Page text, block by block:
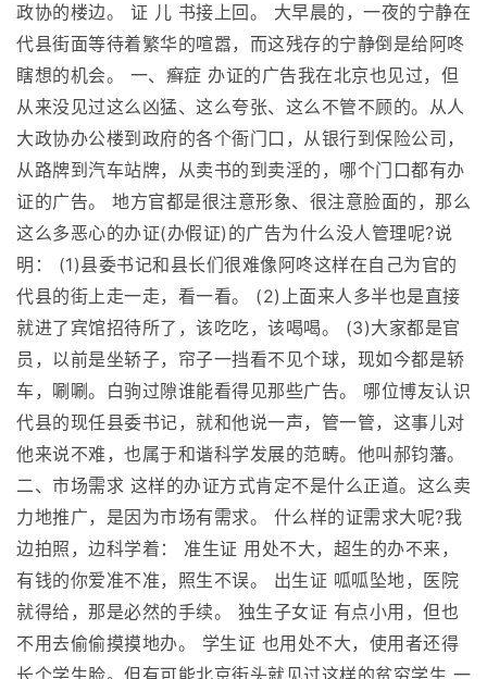
政协的楼边。 证 儿 书接上回。 大早晨的，一夜的宁静在
代县街面等待着繁华的喧嚣，而这残存的宁静倒是给阿咚
瞎想的机会。 一、癣症 办证的广告我在北京也见过，但
从来没见过这么凶猛、这么夸张、这么不管不顾的。从人
大政协办公楼到政府的各个衙门口，从银行到保险公司，
从路牌到汽车站牌，从卖书的到卖淫的，哪个门口都有办
证的广告。 地方官都是很注意形象、很注意脸面的，那么
这么多恶心的办证(办假证)的广告为什么没人管理呢?说
明： (1)县委书记和县长们很难像阿咚这样在自己为官的
代县的街上走一走，看一看。 (2)上面来人多半也是直接
就进了宾馆招待所了，该吃吃，该喝喝。 (3)大家都是官
员，以前是坐轿子，帘子一挡看不见个球，现如今都是轿
车，唰唰。白驹过隙谁能看得见那些广告。 哪位博友认识
代县的现任县委书记，就和他说一声，管一管，这事儿对
他来说不难，也属于和谐科学发展的范畴。他叫郝钧藩。
二、市场需求 这样的办证方式肯定不是什么正道。这么卖
力地推广，是因为市场有需求。 什么样的证需求大呢?我
边拍照，边科学着： 准生证 用处不大，超生的办不来，
有钱的你爱准不准，照生不误。 出生证 呱呱坠地，医院
就得给，那是必然的手续。 独生子女证 有点小用，但也
不用去偷偷摸摸地办。 学生证 也用处不大，使用者还得